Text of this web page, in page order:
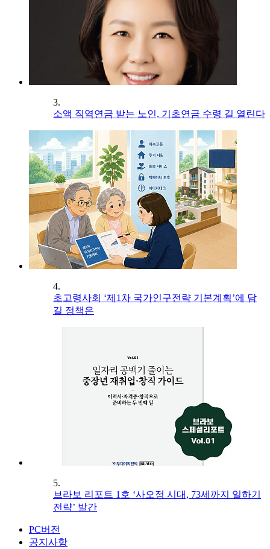
3.
소액 직역연금 받는 노인, 기초연금 수령 길 열린다
4.
초고령사회 ‘제1차 국가인구전략 기본계획’에 담
길 정책은
5.
브라보 리포트 1호 ‘사오정 시대, 73세까지 일하기
전략’ 발간
PC버전
공지사항